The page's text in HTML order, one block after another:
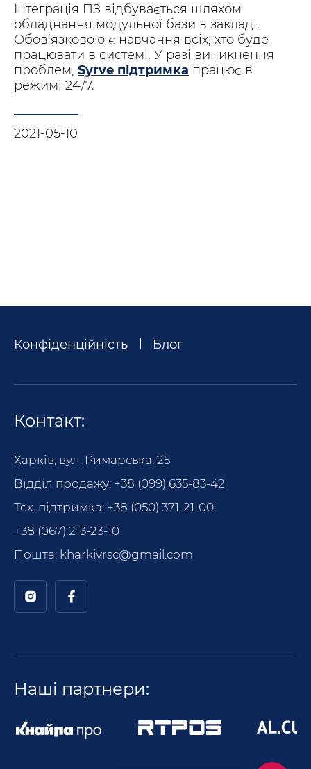
Інтеграція ПЗ відбувається шляхом
обладнання модульної бази в закладі.
Обов’язковою є навчання всіх, хто буде
працювати в системі. У разі виникнення
проблем, Syrve підтримка працює в
режимі 24/7.
2021-05-10
Контакт:
Харків, вул. Римарська, 25
Відділ продажу: +38 (099) 635-83-42
Тех. підтримка: +38 (050) 371-21-00,
+38 (067) 213-23-10
Пошта: kharkivrsc@gmail.com
Конфіденційність Блог
Наші партнери:
Написать в Viber